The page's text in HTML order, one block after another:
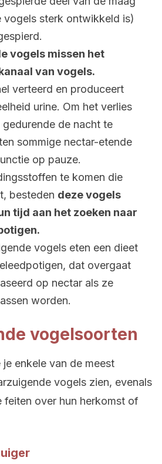
vogels sterk ontwikkeld is)
vogels missen het
van vogels.
verteerd en produceert
urine. Om het verlies
de nacht te
sommige nectar-etende
op pauze.
te komen die
besteden deze vogels
tijd aan het zoeken naar
vogels eten een dieet
dat overgaat
op nectar als ze
worden.
vogelsoorten
enkele van de meest
vogels zien, evenals
feiten over hun herkomst of